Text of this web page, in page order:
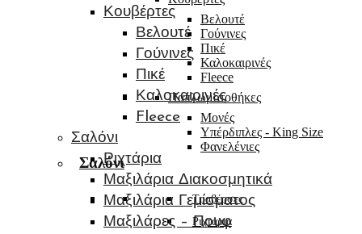
Βελουτέ
Γούνινες
Πικέ
Καλοκαιρινές
Fleece
Παπλωματοθήκες
Μονές
Υπέρδιπλες - King Size
Φανελένιες
Σαλόνι
Τραβέρσες
Ριχτάρια
Κουβέρτες
Βελουτέ
Γούνινες
Πικέ
Καλοκαιρινές
Fleece
Σαλόνι
Ριχτάρια
Μαξιλάρια Διακοσμητικά
Μαξιλάρια Γεμίσματος
Μαξιλάρες – Πουφ